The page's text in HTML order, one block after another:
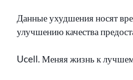
Данные ухудшения носят
улучшению качества
Ucell. Меняя жизнь к